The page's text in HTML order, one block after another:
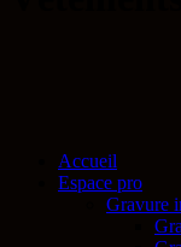
Accueil
Espace pro
Gravure